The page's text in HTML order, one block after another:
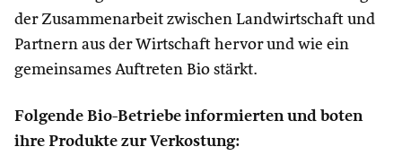
der Zusammenarbeit zwischen Landwirtschaft und
Partnern aus der Wirtschaft hervor und wie ein
gemeinsames Auftreten Bio stärkt.
Folgende Bio-Betriebe informierten und boten
ihre Produkte zur Verkostung: